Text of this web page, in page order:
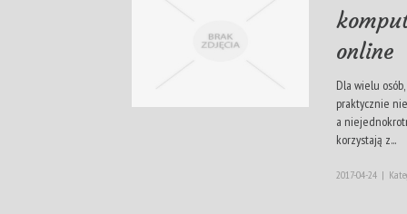
online
Dla wielu
praktycznie
a
korzystają z...
2017-04-24 |